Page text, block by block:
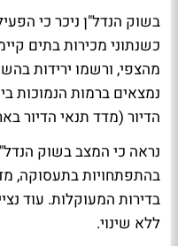
בשוק הנדל"ן ניכר כי
כשנתוני מכירות בתים
מהצפי, ורשמו ירידות
הדיור (מדד תנאי הדיור
נראה כי המצב בשוק
בהתפתחויות בתעסוקה,
בדירות המעוקלות. עוד
ללא שינוי.